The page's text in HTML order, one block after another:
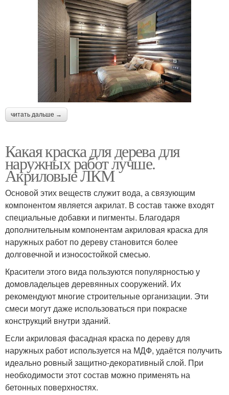
читать дальше →
Какая краска для дерева для
наружных работ лучше.
Акриловые ЛКМ
Основой этих веществ служит вода, а связующим
компонентом является акрилат. В состав также входят
специальные добавки и пигменты. Благодаря
дополнительным компонентам акриловая краска для
наружных работ по дереву становится более
долговечной и износостойкой смесью.
Красители этого вида пользуются популярностью у
домовладельцев деревянных сооружений. Их
рекомендуют многие строительные организации. Эти
смеси могут даже использоваться при покраске
конструкций внутри зданий.
Если акриловая фасадная краска по дереву для
наружных работ используется на МДФ, удаётся получить
идеально ровный защитно-декоративный слой. При
необходимости этот состав можно применять на
бетонных поверхностях.